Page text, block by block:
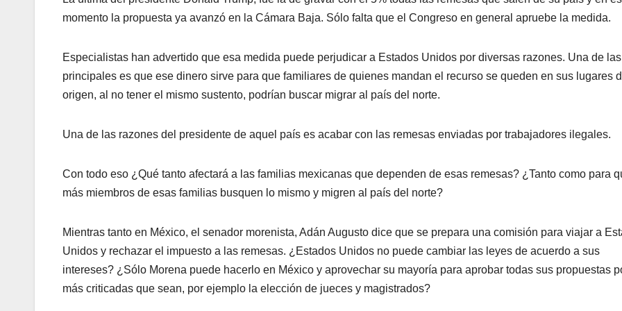
momento la propuesta ya avanzó en la Cámara Baja. Sólo falta que el Congreso en general apruebe la medida.
Especialistas han advertido que esa medida puede perjudicar a Estados Unidos por diversas razones. Una de las
principales es que ese dinero sirve para que familiares de quienes mandan el recurso se queden en sus lugares
origen, al no tener el mismo sustento, podrían buscar migrar al país del norte.
Una de las razones del presidente de aquel país es acabar con las remesas enviadas por trabajadores ilegales.
Con todo eso ¿Qué tanto afectará a las familias mexicanas que dependen de esas remesas? ¿Tanto como para
más miembros de esas familias busquen lo mismo y migren al país del norte?
Mientras tanto en México, el senador morenista, Adán Augusto dice que se prepara una comisión para viajar a
Unidos y rechazar el impuesto a las remesas. ¿Estados Unidos no puede cambiar las leyes de acuerdo a sus
intereses? ¿Sólo Morena puede hacerlo en México y aprovechar su mayoría para aprobar todas sus propuestas
más criticadas que sean, por ejemplo la elección de jueces y magistrados?